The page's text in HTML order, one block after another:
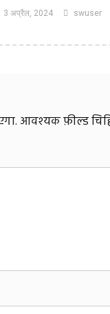
3 अप्रैल, 2024 swuser
आवश्यक फ़ील्ड